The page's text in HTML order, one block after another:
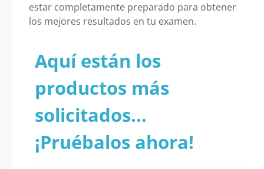
estar completamente preparado para obtener
los mejores resultados en tu examen.
Aquí están los
productos más
solicitados...
¡Pruébalos ahora!